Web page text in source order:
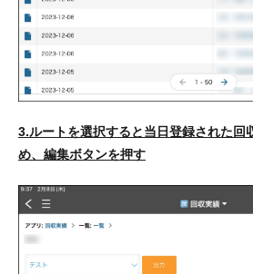
3.ルートを選択すると当日登録された回
め、編集ボタンを押す